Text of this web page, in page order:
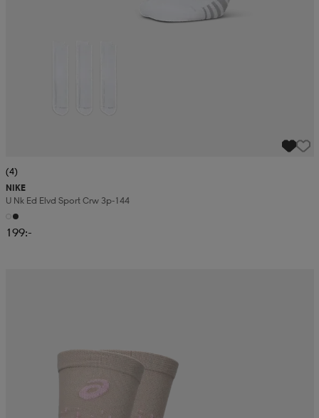
(4)
NIKE
U Nk Ed Elvd Sport Crw 3p-144
199:-